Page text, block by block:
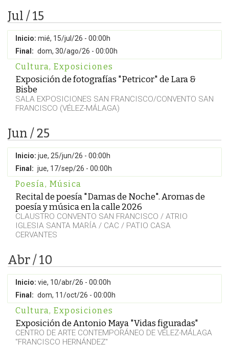
Jul / 15
Inicio: mié, 15/jul/26 - 00:00h
Final: dom, 30/ago/26 - 00:00h
Cultura, Exposiciones
Exposición de fotografías "Petricor" de Lara &
Bisbe
SALA EXPOSICIONES SAN FRANCISCO/CONVENTO SAN
FRANCISCO (VÉLEZ-MÁLAGA)
Jun / 25
Inicio: jue, 25/jun/26 - 00:00h
Final: jue, 17/sep/26 - 00:00h
Poesía, Música
Recital de poesía "Damas de Noche". Aromas de
poesía y música en la calle 2026
CLAUSTRO CONVENTO SAN FRANCISCO / ATRIO
IGLESIA SANTA MARÍA / CAC / PATIO CASA
CERVANTES
Abr / 10
Inicio: vie, 10/abr/26 - 00:00h
Final: dom, 11/oct/26 - 00:00h
Cultura, Exposiciones
Exposición de Antonio Maya "Vidas figuradas"
CENTRO DE ARTE CONTEMPORÁNEO DE VÉLEZ-MÁLAGA
"FRANCISCO HERNÁNDEZ"